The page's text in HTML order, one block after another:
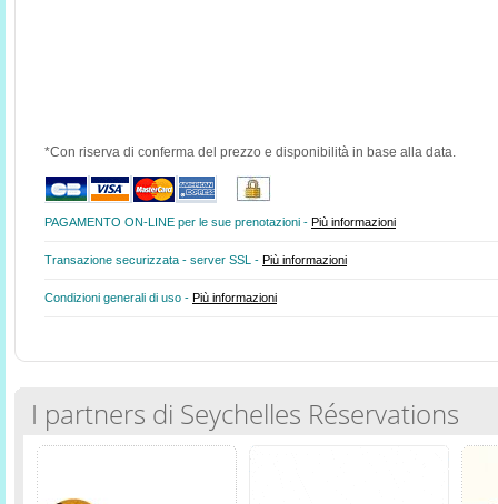
*Con riserva di conferma del prezzo e disponibilità in base alla data.
PAGAMENTO ON-LINE per le sue prenotazioni - Più informazioni
Transazione securizzata - server SSL - Più informazioni
Condizioni generali di uso - Più informazioni
I partners di Seychelles Réservations